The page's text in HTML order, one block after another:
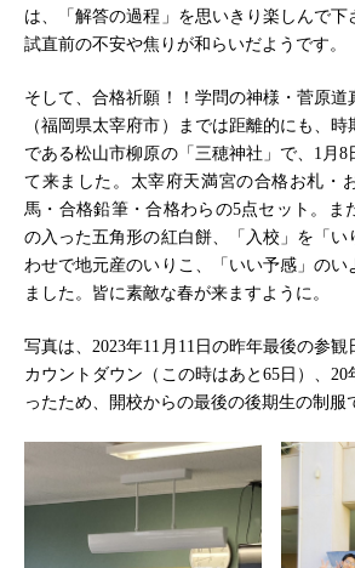
は、「解答の過程」を思いきり楽しんで下
試直前の不安や焦りが和らいだようです。
そして、合格祈願！！学問の神様・菅原
（福岡県太宰府市）までは距離的にも、
である松山市柳原の「三穂神社」で、1月8
て来ました。太宰府天満宮の合格お札・
馬・合格鉛筆・合格わらの5点セット。ま
の入った五角形の紅白餅、「入校」を「い
わせで地元産のいりこ、「いい予感」のい
ました。皆に素敵な春が来ますように。
写真は、2023年11月11日の昨年最後の参観
カウントダウン（この時はあと65日）、
ったため、開校からの最後の後期生の制服